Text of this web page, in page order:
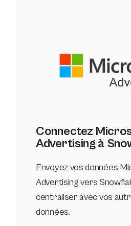
Connectez
Advertising à
Envoyez vos données
Advertising vers
centraliser avec vos
données.